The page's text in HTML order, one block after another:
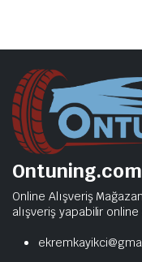
Ontuning.com
Online Alışveriş
alışveriş yapabilir